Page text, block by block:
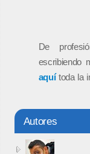
De
escribiendo
aquítoda la
Autores